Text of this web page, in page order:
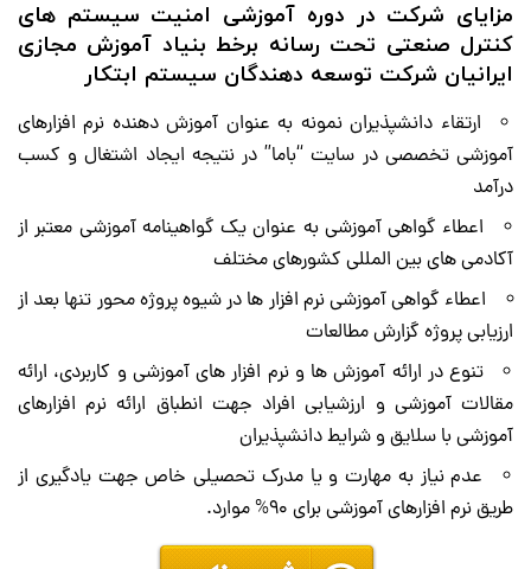
مزایای شرکت در دوره آموزشی امنیت سیستم های
کنترل صنعتی تحت رسانه برخط بنیاد آموزش مجازی
ایرانیان شرکت توسعه دهندگان سیستم ابتکار
ارتقاء دانشپذیران نمونه به عنوان آموزش دهنده نرم افزارهای
آموزشی تخصصی در سایت “باما” در نتیجه ایجاد اشتغال و کسب
درآمد
اعطاء گواهی آموزشی به عنوان یک گواهینامه آموزشی معتبر از
آکادمی های بین المللی کشورهای مختلف
اعطاء گواهی آموزشینرم افزار ها در شیوه پروژه محور تنها بعد از
ارزیابی پروژه گزارش مطالعات
تنوع در ارائه آموزش ها ونرم افزار های آموزشی و کاربردی، ارائه
مقالات آموزشی و ارزشیابی افراد جهت انطباق ارائه نرم افزارهای
آموزشی با سلایق و شرایط دانشپذیران
عدم نیاز به مهارت و یا مدرک تحصیلی خاص جهت یادگیری از
طریق نرم افزارهای آموزشی برای 90% موارد.